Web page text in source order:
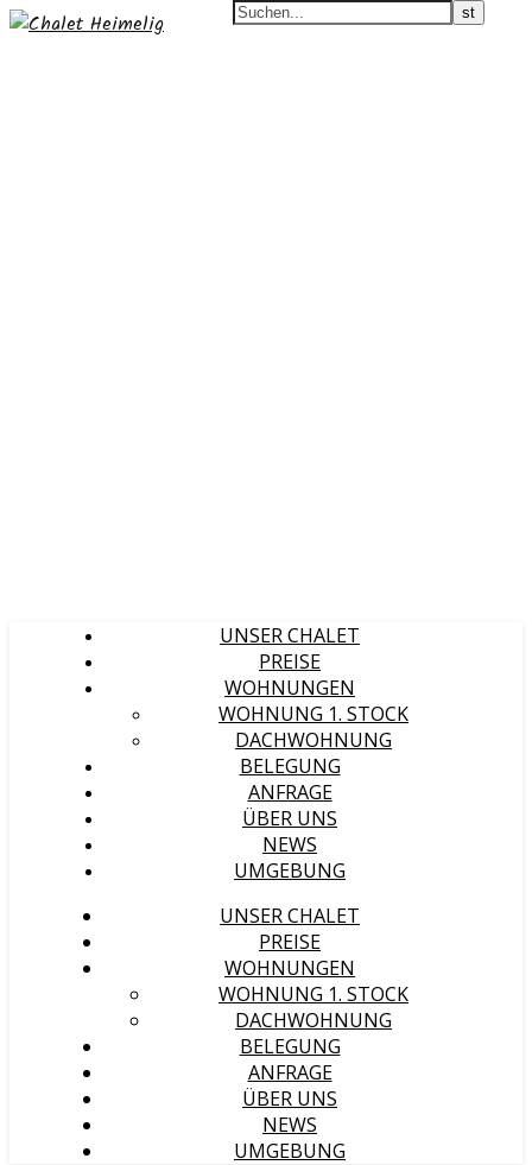
UNSER CHALET
PREISE
WOHNUNGEN
WOHNUNG 1. STOCK
DACHWOHNUNG
BELEGUNG
ANFRAGE
ÜBER UNS
NEWS
UMGEBUNG
UNSER CHALET
PREISE
WOHNUNGEN
WOHNUNG 1. STOCK
DACHWOHNUNG
BELEGUNG
ANFRAGE
ÜBER UNS
NEWS
UMGEBUNG